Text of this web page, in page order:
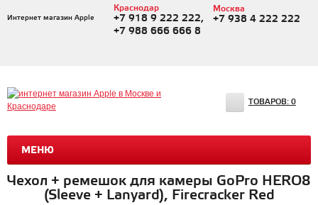
Интернет магазин Apple
Краснодар
+7 918 9 222 222,
+7 988 666 666 8
Москва
+7 938 4 222 222
МЕНЮ
ТОВАРОВ: 0
Чехол + ремешок для камеры GoPro HERO8
(Sleeve + Lanyard), Firecracker Red